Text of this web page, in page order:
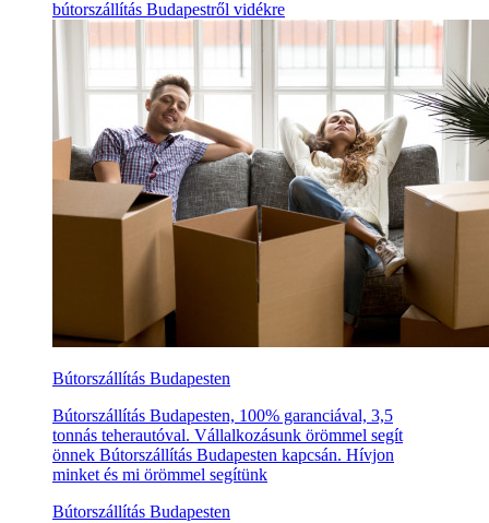
bútorszállítás Budapestről vidékre
Bútorszállítás Budapesten
Bútorszállítás Budapesten, 100% garanciával, 3,5
tonnás teherautóval. Vállalkozásunk örömmel segít
önnek Bútorszállítás Budapesten kapcsán. Hívjon
minket és mi örömmel segítünk
Bútorszállítás Budapesten